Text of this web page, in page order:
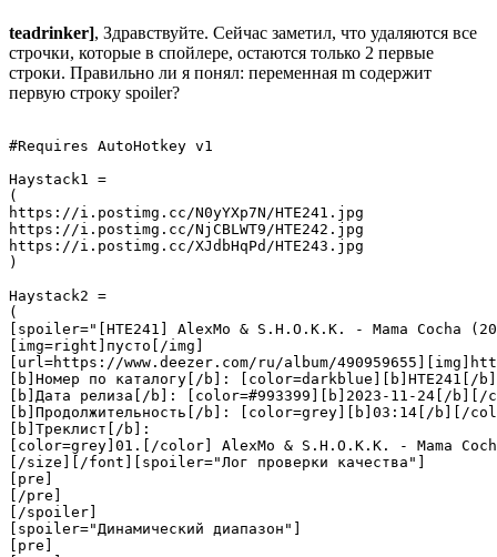
teadrinker], Здравствуйте. Сейчас заметил, что удаляются все
строчки, которые в спойлере, остаются только 2 первые
строки. Правильно ли я понял: переменная m содержит
первую строку spoiler?
#Requires AutoHotkey v1
Haystack1 =
(
https://i.postimg.cc/N0yYXp7N/HTE241.jpg
https://i.postimg.cc/NjCBLWT9/HTE242.jpg
https://i.postimg.cc/XJdbHqPd/HTE243.jpg
)
Haystack2 =
(
[spoiler="[HTE241] AlexMo & S.H.O.K.K. - Mama Cocha
[img=right]пусто[/img]
[url=https://www.deezer.com/ru/album/
[b]Номер по каталогу[/b]: [color=darkblue][b]HTE241[/
[b]Дата релиза[/b]: [color=#993399][b]2023-11-24[/b][/
[b]Продолжительность[/b]: [color=grey][b]03:14[/b][/
[b]Треклист[/b]:
[color=grey]01.[/color] AlexMo & S.H.O.K.K. - Mama
[/size][/font][spoiler="Лог проверки качества"]
[pre]
[/pre]
[/spoiler]
[spoiler="Динамический диапазон"]
[pre]